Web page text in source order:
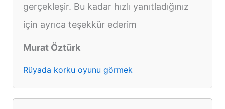
gerçekleşir. Bu kadar hızlı yanıtladığınız
için ayrıca teşekkür ederim
Murat Öztürk
Rüyada korku oyunu görmek